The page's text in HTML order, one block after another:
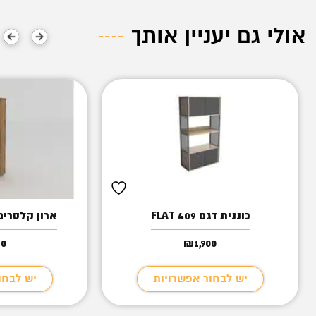
אולי גם יעניין אותך
כוננית דגם FLAT 409
₪1,900
יש לבחור אפשרויות
ארון קלסרים 2 דלתות
יש